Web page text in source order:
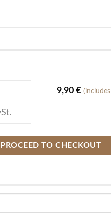
9,90€ (includes
PROCEED TO CHECKOUT